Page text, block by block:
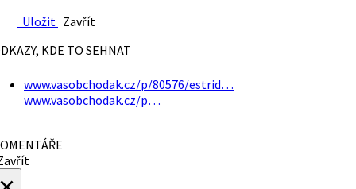
Uložit Zavřít
KDE TO SEHNAT
www.vasobchodak.cz/p/80576/estrid…
www.vasobchodak.cz/p…